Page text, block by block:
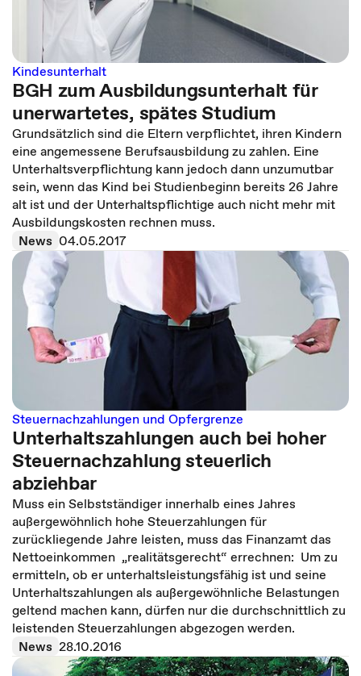
Kindesunterhalt
BGH zum Ausbildungsunterhalt für
unerwartetes, spätes Studium
Grundsätzlich sind die Eltern verpflichtet, ihren Kindern
eine angemessene Berufsausbildung zu zahlen. Eine
Unterhaltsverpflichtung kann jedoch dann unzumutbar
sein, wenn das Kind bei Studienbeginn bereits 26 Jahre
alt ist und der Unterhaltspflichtige auch nicht mehr mit
Ausbildungskosten rechnen muss.
News 04.05.2017
Steuernachzahlungen und Opfergrenze
Unterhaltszahlungen auch bei hoher
Steuernachzahlung steuerlich
abziehbar
Muss ein Selbstständiger innerhalb eines Jahres
außergewöhnlich hohe Steuerzahlungen für
zurückliegende Jahre leisten, muss das Finanzamt das
Nettoeinkommen „realitätsgerecht“ errechnen: Um zu
ermitteln, ob er unterhaltsleistungsfähig ist und seine
Unterhaltszahlungen als außergewöhnliche Belastungen
geltend machen kann, dürfen nur die durchschnittlich zu
leistenden Steuerzahlungen abgezogen werden.
News 28.10.2016